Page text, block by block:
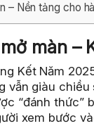
– Nền tảng cho
màn –
Kết Năm
vẫn giàu
“đánh thức”
xem bước